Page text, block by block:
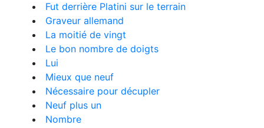
Fut derrière Platini sur le terrain
Graveur allemand
La moitié de vingt
Le bon nombre de doigts
Lui
Mieux que neuf
Nécessaire pour décupler
Neuf plus un
Nombre